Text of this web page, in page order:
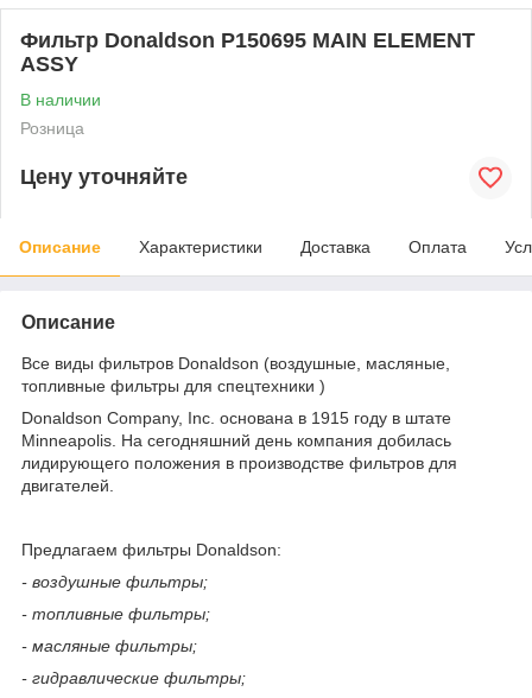
Фильтр Donaldson P150695 MAIN ELEMENT
ASSY
В наличии
Розница
Цену уточняйте
Описание Характеристики Доставка Оплата
Описание
Все виды фильтров Donaldson (воздушные, масляные,
топливные фильтры для спецтехники )
Donaldson Company, Inc. основана в 1915 году в штате
Minneapolis. На сегодняшний день компания добилась
лидирующего положения в производстве фильтров для
двигателей.
Предлагаем фильтры Donaldson:
- воздушные фильтры;
- топливные фильтры;
- масляные фильтры;
- гидравлические фильтры;